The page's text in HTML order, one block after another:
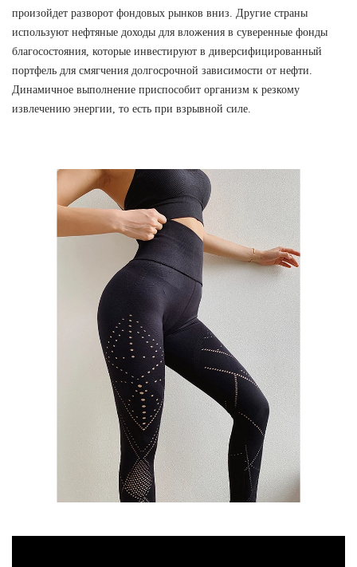
произойдет разворот фондовых рынков вниз. Другие страны
используют нефтяные доходы для вложения в суверенные фонды
благосостояния, которые инвестируют в диверсифицированный
портфель для смягчения долгосрочной зависимости от нефти.
Динамичное выполнение приспособит организм к резкому
извлечению энергии, то есть при взрывной силе.